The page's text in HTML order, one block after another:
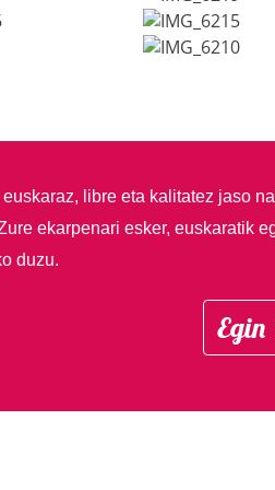
libre eta kalitatez jaso
ekarpenari esker, euskaratik
duzu.